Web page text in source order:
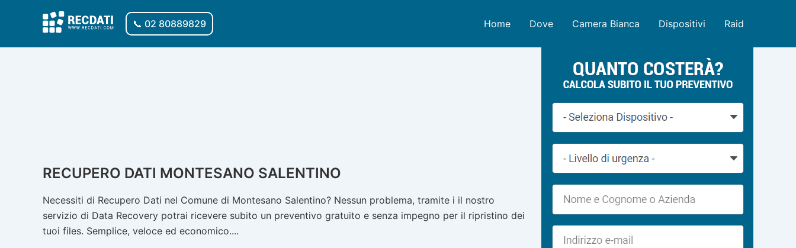
📞 02 80889829 Home Dove Camera Bianca Dispositivi Raid
RECUPERO DATI MONTESANO SALENTINO
Necessiti di Recupero Dati nel Comune di Montesano Salentino? Nessun problema, tramite i il nostro
servizio di Data Recovery potrai ricevere subito un preventivo gratuito e senza impegno per il ripristino dei
tuoi files. Semplice, veloce ed economico....